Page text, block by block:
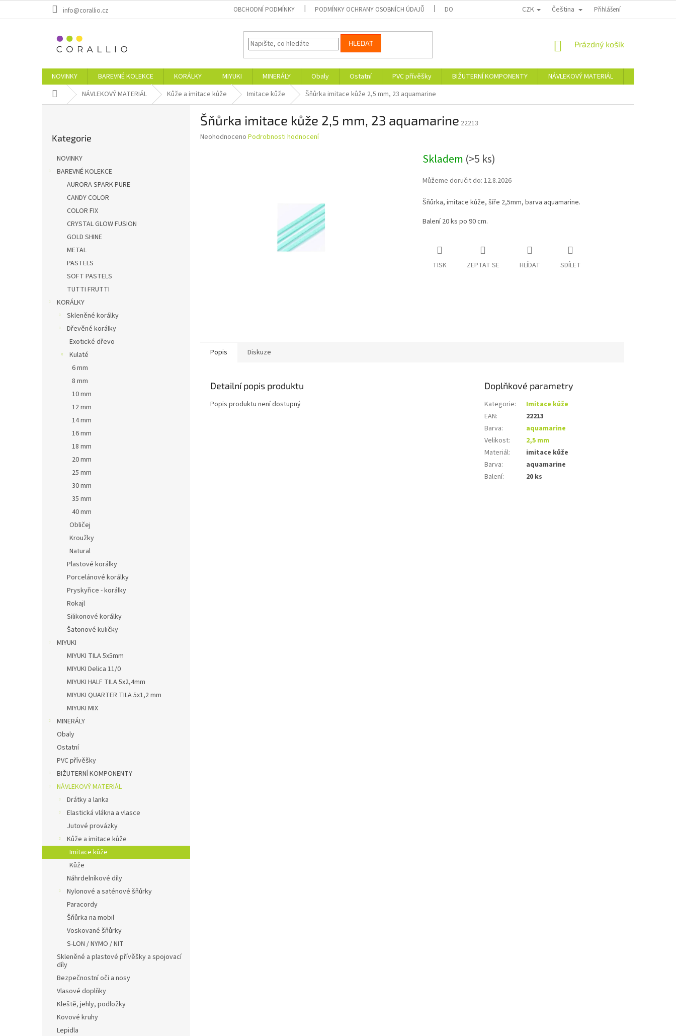
info@corallio.cz OBCHODNÍ PODMÍNKY PODMÍNKY OCHRANY OSOBNÍCH ÚDAJŮ DOPRAVA A PLATBA KONTAKTY REKLAMAČNÍ ŘÁD
CZK Čeština Přihlášení
HLEDAT
NÁKUPNÍ
Prázdný košík
NOVINKY BAREVNÉ KOLEKCE KORÁLKY MIYUKI MINERÁLY Obaly Ostatní PVC přívěšky BIŽUTERNÍ KOMPONENTY NÁVLEKOVÝ MATERIÁL
Skleněné a
Domů NÁVLEKOVÝ MATERIÁL Kůže a imitace kůže Imitace kůže Šňůrka imitace kůže 2,5 mm, 23 aquamarine
kategorie
Kategorie
NOVINKY
BAREVNÉ KOLEKCE
AURORA SPARK PURE
CANDY COLOR
COLOR FIX
CRYSTAL GLOW FUSION
GOLD SHINE
METAL
PASTELS
SOFT PASTELS
TUTTI FRUTTI
KORÁLKY
Skleněné korálky
Dřevěné korálky
Exotické dřevo
Kulaté
6 mm
8 mm
10 mm
12 mm
14 mm
16 mm
18 mm
20 mm
25 mm
30 mm
35 mm
40 mm
Obličej
Kroužky
Natural
Plastové korálky
Porcelánové korálky
Pryskyřice - korálky
Rokajl
Silikonové korálky
Šatonové kuličky
MIYUKI
MIYUKI TILA 5x5mm
MIYUKI Delica 11/0
MIYUKI HALF TILA 5x2,4mm
MIYUKI QUARTER TILA 5x1,2 mm
MIYUKI MIX
MINERÁLY
Obaly
Ostatní
PVC přívěšky
BIŽUTERNÍ KOMPONENTY
NÁVLEKOVÝ MATERIÁL
Drátky a lanka
Elastická vlákna a vlasce
Jutové provázky
Kůže a imitace kůže
Imitace kůže
Kůže
Náhrdelníkové díly
Nylonové a saténové šňůrky
Paracordy
Šňůrka na mobil
Voskované šňůrky
S-LON / NYMO / NIT
Skleněné a plastové přívěšky a spojovací
díly
Bezpečnostní oči a nosy
Vlasové doplňky
Kleště, jehly, podložky
Kovové kruhy
Lepidla
Šňůrka imitace kůže 2,5 mm, 23 aquamarine 22213
Průměrné
Neohodnoceno Podrobnosti hodnocení
Skladem (>5 ks)
Můžeme doručit do: 12.8.2026
Šňůrka, imitace kůže, šíře 2,5mm, barva aquamarine.
Balení 20 ks po 90 cm.
TISK ZEPTAT SE HLÍDAT SDÍLET
Popis Diskuze
Detailní popis produktu
Popis produktu není dostupný
Doplňkové parametry
Kategorie:
Imitace kůže
EAN:
22213
Barva:
aquamarine
Velikost:
2,5 mm
Materiál:
imitace kůže
Barva:
aquamarine
Balení: 20 ks